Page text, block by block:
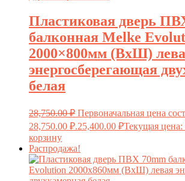
Пластиковая дверь
балконная Melke
2000×800мм (ВхШ)
энергосберегающая
белая
28,750.00₽ Первоначальная цена
28,750.00 ₽.25,400.00 ₽Текущая цена:
корзину
Распродажа!